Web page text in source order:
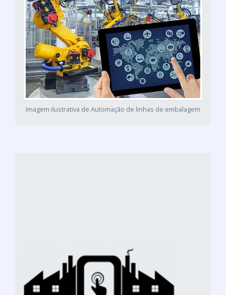
Imagem ilustrativa de Automação de linhas de embalagem